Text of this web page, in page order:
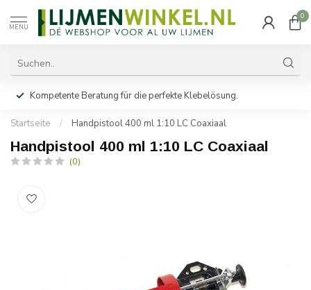
MENU
0
Kompetente Beratung für die perfekte Klebelösung.
Startseite / Handpistool 400 ml 1:10 LC Coaxiaal
Handpistool 400 ml 1:10 LC Coaxiaal
(0)